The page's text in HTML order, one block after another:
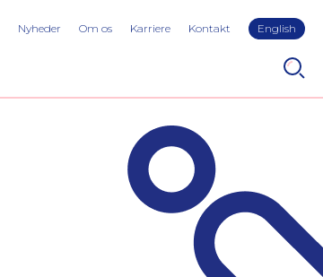
Nyheder Om os Karriere Kontakt English